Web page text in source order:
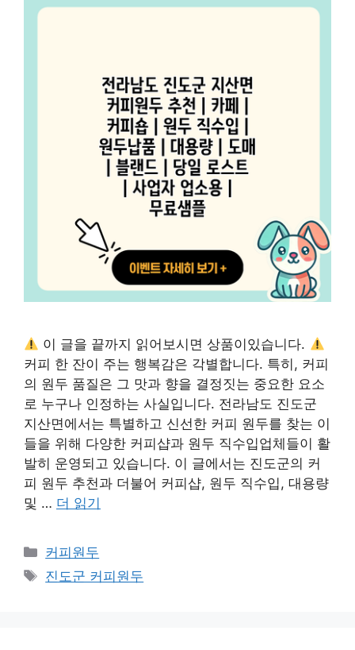
이 글을 끝까지 읽어보시면 상품이있습니다.
커피 한 잔이 주는 행복감은 각별합니다. 특히, 커피
의 원두 품질은 그 맛과 향을 결정짓는 중요한 요소
로 누구나 인정하는 사실입니다. 전라남도 진도군
지산면에서는 특별하고 신선한 커피 원두를 찾는 이
들을 위해 다양한 커피샵과 원두 직수입업체들이 활
발히 운영되고 있습니다. 이 글에서는 진도군의 커
피 원두 추천과 더불어 커피샵, 원두 직수입, 대용량
및 … 더 읽기
카
테
커피원두
태
진도군 커피원두